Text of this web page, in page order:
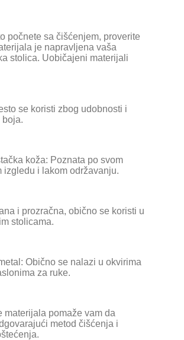
počnete sa čišćenjem, proverite
je napravljena vaša
stolica. Uobičajeni materijali
se koristi zbog udobnosti i
boja.
koža: Poznata po svom
izgledu i lakom održavanju.
i prozračna, obično se koristi u
stolicama.
Obično se nalazi u okvirima
za ruke.
materijala pomaže vam da
metod čišćenja i